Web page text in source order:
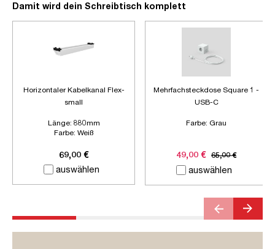
Damit wird dein Schreibtisch komplett
auswählen
Horizontaler Kabelkanal Flex-
small
Länge: 880mm
Farbe: Weiß
69,00 €
auswählen
Mehrfachsteckdose Square 1 -
USB-C
Farbe: Grau
49,00 € 65,00 €